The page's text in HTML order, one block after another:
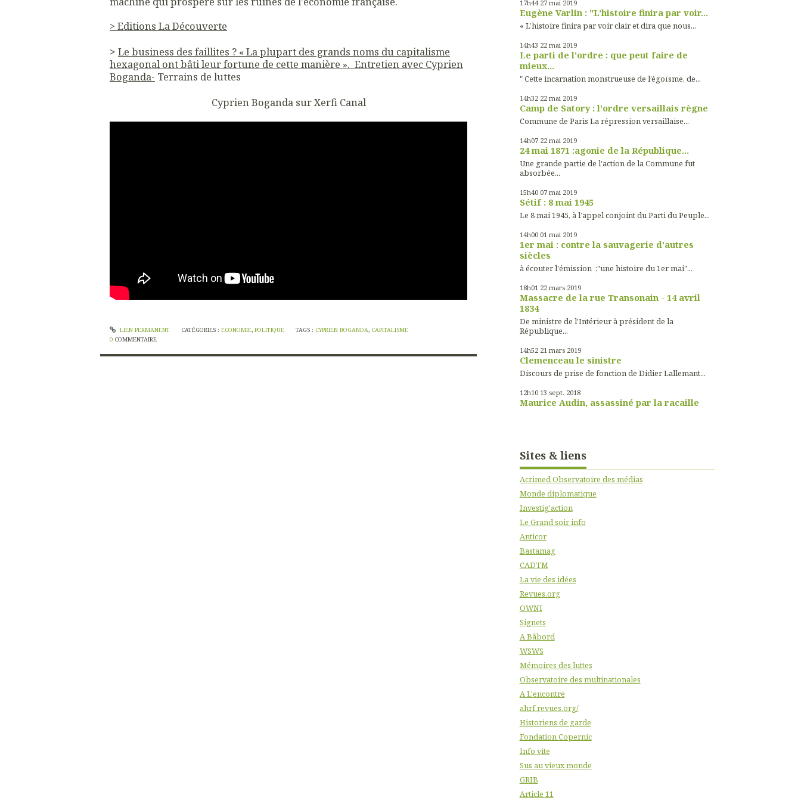
> Editions La Découverte
> Le business des faillites ? « La plupart des grands noms du capitalisme
hexagonal ont bâti leur fortune de cette manière ». Entretien avec Cyprien
Boganda- Terrains de luttes
Cyprien Boganda sur Xerfi Canal
LIEN PERMANENT CATÉGORIES : ECONOMIE, POLITIQUE TAGS : CYPRIEN BOGANDA CAPITALISME
0 COMMENTAIRE
17h44 27 mai 2019
Eugène Varlin : "L’histoire finira par voir...
« L’histoire finira par voir clair et dira que nous...
14h43 22 mai 2019
Le parti de l'ordre : que peut faire de
mieux...
" Cette incarnation monstrueuse de l’égoïsme, de...
14h32 22 mai 2019
Camp de Satory : l'ordre versaillais règne
Commune de Paris La répression versaillaise...
14h07 22 mai 2019
24 mai 1871 :agonie de la République...
Une grande partie de l'action de la Commune fut
absorbée...
15h40 07 mai 2019
Sétif : 8 mai 1945
Le 8 mai 1945, à l’appel conjoint du Parti du Peuple...
14h00 01 mai 2019
1er mai : contre la sauvagerie d'autres
siècles
à écouter l'émission ;"une histoire du 1er mai"...
18h01 22 mars 2019
Massacre de la rue Transonain - 14 avril
1834
De ministre de l'Intérieur à président de la
République...
14h52 21 mars 2019
Clemenceau le sinistre
Discours de prise de fonction de Didier Lallemant...
12h10 13 sept. 2018
Maurice Audin, assassiné par la racaille
Sites & liens
Acrimed Observatoire des médias
Monde diplomatique
Investig'action
Le Grand soir info
Anticor
Bastamag
CADTM
La vie des idées
Revues.org
OWNI
Signets
A Bâbord
WSWS
Mémoires des luttes
Observatoire des multinationales
A L'encontre
ahrf.revues.org/
Historiens de garde
Fondation Copernic
Info vite
Sus au vieux monde
GRIB
Article 11